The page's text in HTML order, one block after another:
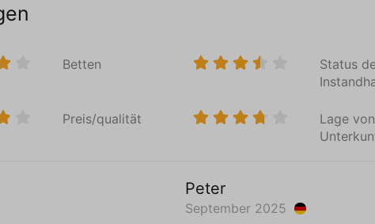
Betten
Preis/qualität
Status
Lage
Peter
September 2025